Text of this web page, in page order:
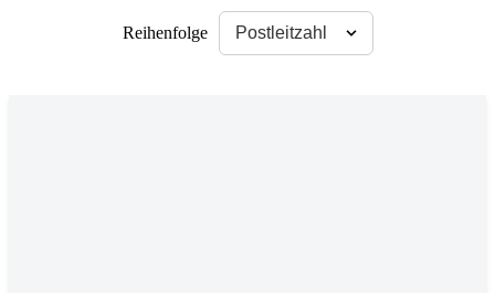
Reihenfolge